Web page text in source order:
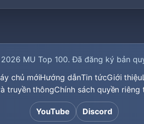
MU Top 100. Đã đăng ký bản
chủ mớiHướng dẫnTin tứcGiới thiệu
truyền thôngChính sách quyền riêng
YouTube Discord